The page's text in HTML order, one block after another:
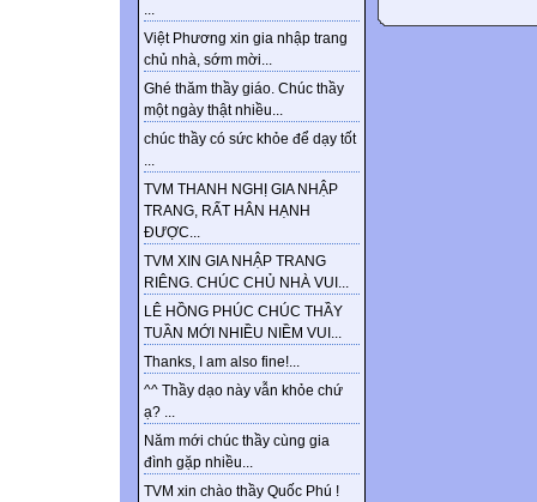
...
Việt Phương xin gia nhập trang
chủ nhà, sớm mời...
Ghé thăm thầy giáo. Chúc thầy
một ngày thật nhiều...
chúc thầy có sức khỏe để dạy tốt
...
TVM THANH NGHỊ GIA NHẬP
TRANG, RẤT HÂN HẠNH
ĐƯỢC...
TVM XIN GIA NHẬP TRANG
RIÊNG. CHÚC CHỦ NHÀ VUI...
LÊ HỒNG PHÚC CHÚC THẦY
TUẦN MỚI NHIỀU NIỀM VUI...
Thanks, I am also fine!...
^^ Thầy dạo này vẫn khỏe chứ
ạ? ...
Năm mới chúc thầy cùng gia
đình gặp nhiều...
TVM xin chào thầy Quốc Phú !